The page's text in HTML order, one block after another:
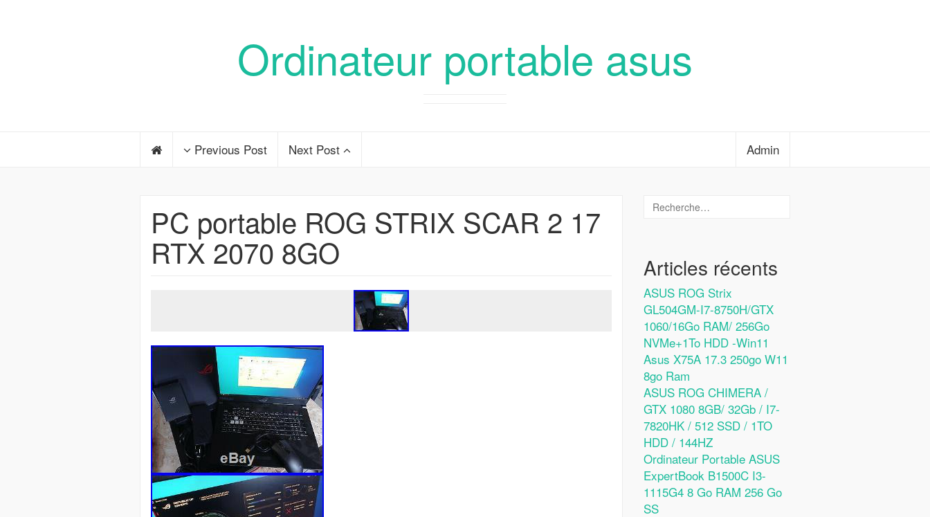
Ordinateur portable asus
Previous Post Next Post Admin
PC portable ROG STRIX SCAR 2 17
RTX 2070 8GO Articles récents
ASUS ROG Strix
GL504GM-I7-8750H/GTX
1060/16Go RAM/ 256Go
NVMe+1To HDD -Win11
Asus X75A 17.3 250go W11
8go Ram
ASUS ROG CHIMERA /
GTX 1080 8GB/ 32Gb / I7-
7820HK / 512 SSD / 1TO
HDD / 144HZ
Ordinateur Portable ASUS
ExpertBook B1500C I3-
1115G4 8 Go RAM 256 Go
SS